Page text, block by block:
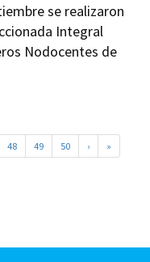
se realizaron
Integral
Nodocentes de
48 49 50 › »